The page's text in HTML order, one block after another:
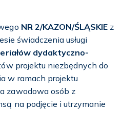
NR 2/KAZON/ŚLĄSKIEz
świadczenia usługi
dydaktyczno-
projektu niezbędnych do
w ramach projektu
zawodowa osób z
na podjęcie i utrzymanie